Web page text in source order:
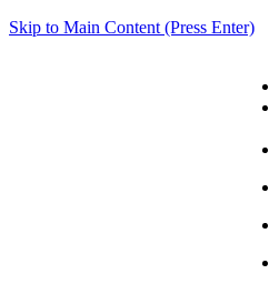
Skip to Main Content (Press Enter)